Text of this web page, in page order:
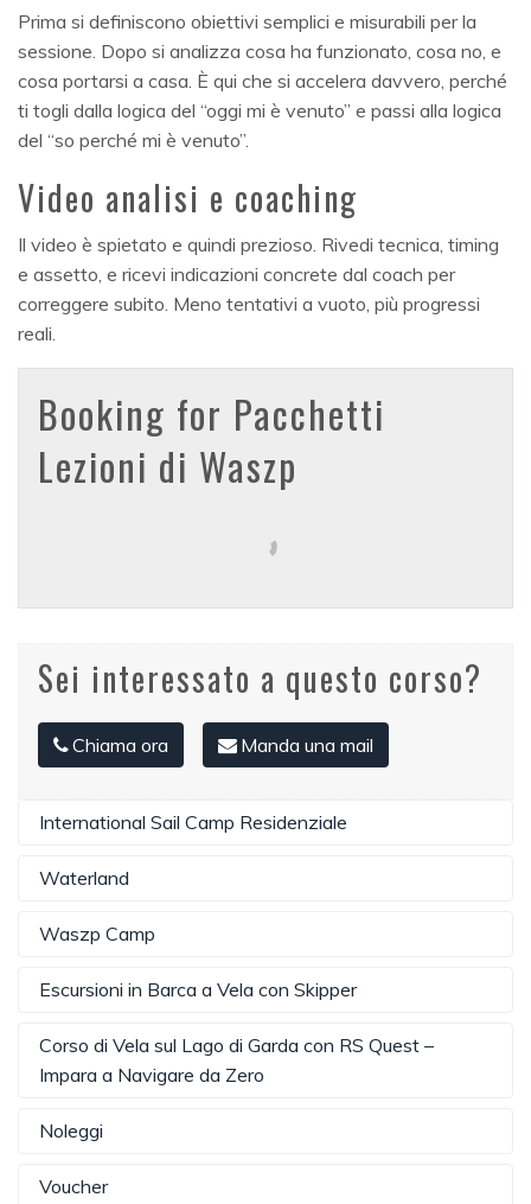
Prima si definiscono obiettivi semplici e misurabili per la
sessione. Dopo si analizza cosa ha funzionato, cosa no, e
cosa portarsi a casa. È qui che si accelera davvero, perché
ti togli dalla logica del “oggi mi è venuto” e passi alla logica
del “so perché mi è venuto”.
Video analisi e coaching
Il video è spietato e quindi prezioso. Rivedi tecnica, timing
e assetto, e ricevi indicazioni concrete dal coach per
correggere subito. Meno tentativi a vuoto, più progressi
reali.
Booking for Pacchetti
Lezioni di Waszp
Sei interessato a questo corso?
Chiama ora Manda una mail
International Sail Camp Residenziale
Waterland
Waszp Camp
Escursioni in Barca a Vela con Skipper
Corso di Vela sul Lago di Garda con RS Quest –
Impara a Navigare da Zero
Noleggi
Voucher